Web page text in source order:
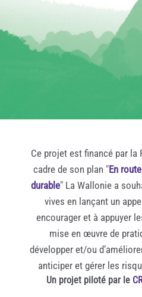
Ce projet est financé par la
cadre de son plan "En
durable" La Wallonie a
vives en lançant un
encourager et à appuyer
mise en œuvre de
développer et/ou
anticiper et gérer les
Un projet piloté par le